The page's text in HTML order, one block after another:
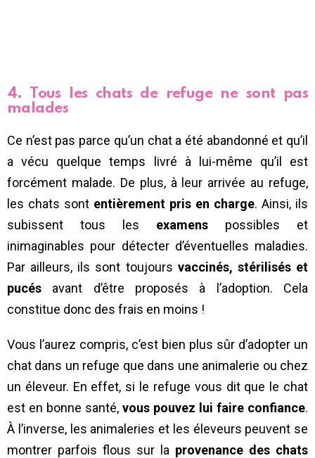
4. Tous les chats de refuge ne sont pas
malades
Ce n’est pas parce qu’un chat a été abandonné et qu’il
a vécu quelque temps livré à lui-même qu’il est
forcément malade. De plus, à leur arrivée au refuge,
les chats sont entièrement pris en charge. Ainsi, ils
subissent tous les examens possibles et
inimaginables pour détecter d’éventuelles maladies.
Par ailleurs, ils sont toujours vaccinés, stérilisés et
pucés avant d’être proposés à l’adoption. Cela
constitue donc des frais en moins !
Vous l’aurez compris, c’est bien plus sûr d’adopter un
chat dans un refuge que dans une animalerie ou chez
un éleveur. En effet, si le refuge vous dit que le chat
est en bonne santé, vous pouvez lui faire confiance.
À l’inverse, les animaleries et les éleveurs peuvent se
montrer parfois flous sur la provenance des chats